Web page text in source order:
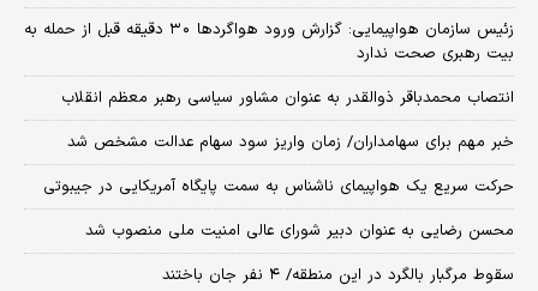
زئیس سازمان هواپیمایی: گزارش ورود هواگردها ٣٠ دقیقه قبل از حمله به
بیت رهبری صحت ندارد
انتصاب محمدباقر ذوالقدر به عنوان مشاور سیاسی رهبر معظم انقلاب
خبر مهم برای سهامداران/ زمان واریز سود سهام عدالت مشخص شد
حرکت سریع یک هواپیمای ناشناس به سمت پایگاه آمریکایی در جیبوتی
محسن رضایی به عنوان دبیر شورای عالی امنیت ملی منصوب شد
سقوط مرگبار بالگرد در این منطقه/ ۴ نفر جان باختند